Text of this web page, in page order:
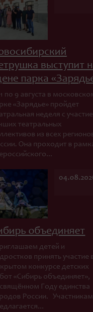
выступит
парка
по 9 августа в
«Зарядье» пройдет
неделя с
театральных
из всех
Она проходит в
объединяет
детей и
принять участие
конкурсе детских
«Сибирь объединяет»,
Году единства
России. Участникам